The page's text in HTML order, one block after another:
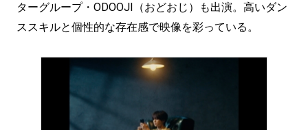
ターグループ・ODOOJI（おどおじ）も出演。高いダン
ススキルと個性的な存在感で映像を彩っている。